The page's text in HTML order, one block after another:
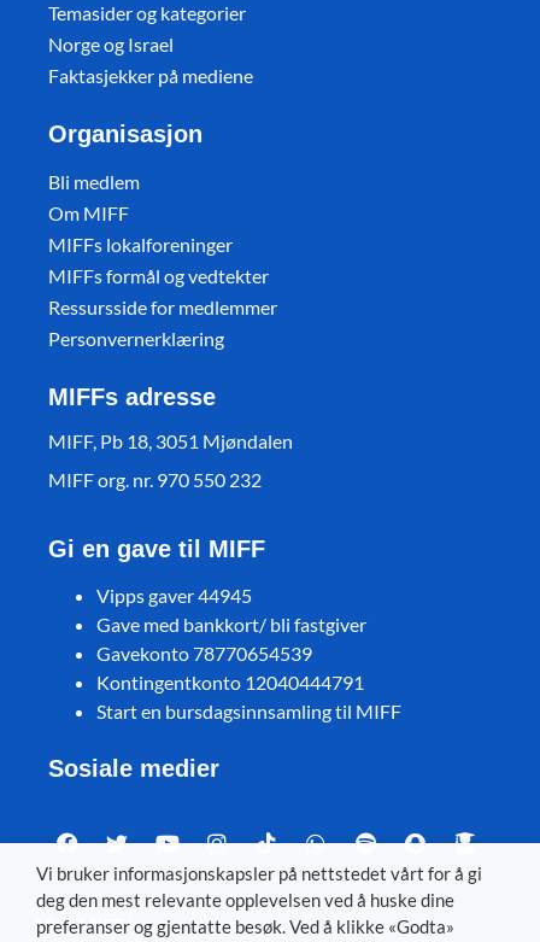
Temasider og kategorier
Norge og Israel
Faktasjekker på mediene
Organisasjon
Bli medlem
Om MIFF
MIFFs lokalforeninger
MIFFs formål og vedtekter
Ressursside for medlemmer
Personvernerklæring
MIFFs adresse
MIFF, Pb 18, 3051 Mjøndalen
MIFF org. nr. 970 550 232
Gi en gave til MIFF
Vipps gaver 44945
Gave med bankkort/ bli fastgiver
Gavekonto 78770654539
Kontingentkonto 12040444791
Start en bursdagsinnsamling til MIFF
Sosiale medier
Visit MIFF in other languages
Vi bruker informasjonskapsler på nettstedet vårt for å gi
deg den mest relevante opplevelsen ved å huske dine
preferanser og gjentatte besøk. Ved å klikke «Godta»